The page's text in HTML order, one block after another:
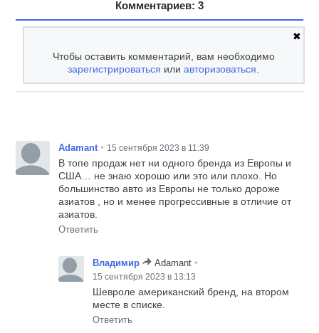
Комментариев: 3
✖
Чтобы оставить комментарий, вам необходимо
зарегистрироваться илиавторизоваться
Adamant • 15 сентября 2023 в 11:39
В топе продаж нет ни одного бренда из Европы и
США… не знаю хорошо или это или плохо. Но
большинство авто из Европы не только дороже
азиатов , но и менее прогрессивные в отличие от
азиатов.
Ответить
Владимир Adamant •
15 сентября 2023 в 13:13
Шевроле американский бренд, на втором
месте в списке.
Ответить